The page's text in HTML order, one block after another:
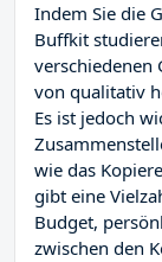
Indem Sie die
Buffkit
verschiedenen
von qualitativ
Es ist jedoch
wie das
gibt eine
Budget,
zwischen den